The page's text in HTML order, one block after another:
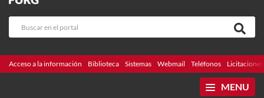
Acceso a la información Biblioteca Sistemas Webmail Teléfonos Licitaciones
MENU